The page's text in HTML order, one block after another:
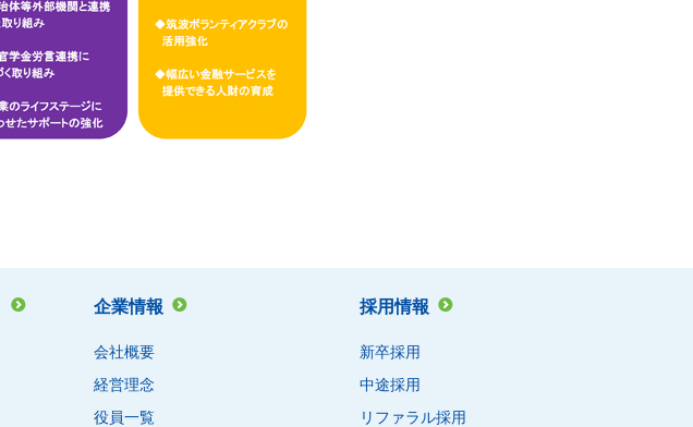
企業情報
会社概要
経営理念
役員一覧
採用情報
新卒採用
中途採用
リファラル採用